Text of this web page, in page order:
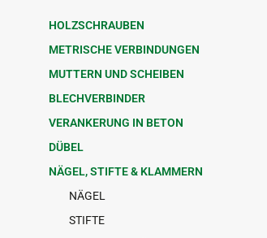
HOLZSCHRAUBEN
METRISCHE VERBINDUNGEN
MUTTERN UND SCHEIBEN
BLECHVERBINDER
VERANKERUNG IN BETON
DÜBEL
NÄGEL, STIFTE & KLAMMERN
NÄGEL
STIFTE